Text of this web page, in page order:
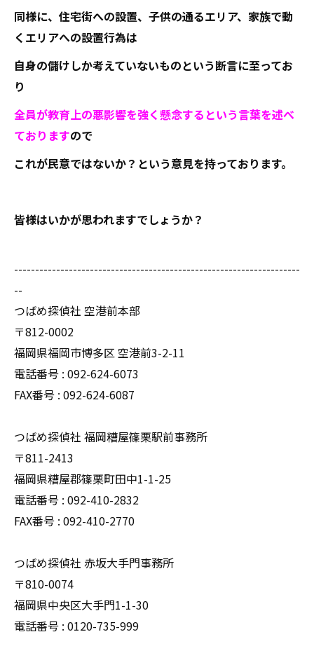
同様に、住宅街への設置、子供の通るエリア、家族で動
くエリアへの設置行為は
自身の儲けしか考えていないものという断言に至ってお
り
全員が教育上の悪影響を強く懸念するという言葉を述べ
ておりますので
これが民意ではないか？という意見を持っております。
皆様はいかが思われますでしょうか？
--------------------------------------------------------------------
--
つばめ探偵社 空港前本部
〒812-0002
福岡県福岡市博多区 空港前3-2-11
電話番号 : 092-624-6073
FAX番号 : 092-624-6087
つばめ探偵社 福岡糟屋篠栗駅前事務所
〒811-2413
福岡県糟屋郡篠栗町田中1-1-25
電話番号 : 092-410-2832
FAX番号 : 092-410-2770
つばめ探偵社 赤坂大手門事務所
〒810-0074
福岡県中央区大手門1-1-30
電話番号 : 0120-735-999